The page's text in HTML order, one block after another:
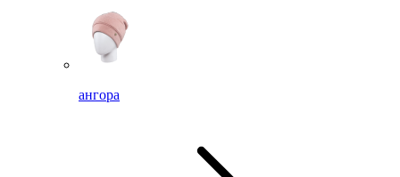
ангора